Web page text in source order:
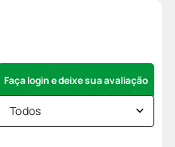
Faça login e deixe sua avaliação
Todos